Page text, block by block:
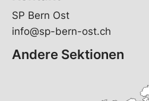
SP Bern Ost
info@sp-bern-ost.ch
Andere Sektionen